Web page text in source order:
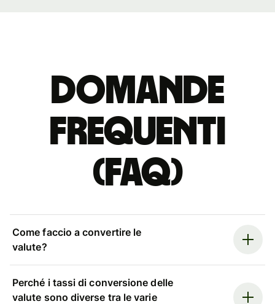
Domande
Frequenti
(FAQ)
Come faccio a convertire le
valute?
Perché i tassi di conversione delle
valute sono diverse tra le varie